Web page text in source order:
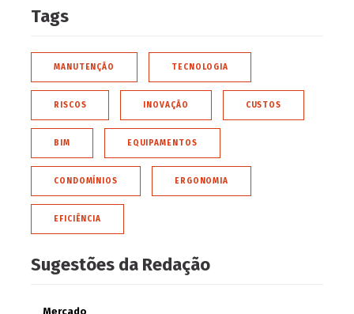
Tags
MANUTENÇÃO TECNOLOGIA
RISCOS INOVAÇÃO CUSTOS
BIM EQUIPAMENTOS
CONDOMÍNIOS ERGONOMIA
EFICIÊNCIA
Sugestões da Redação
Mercado